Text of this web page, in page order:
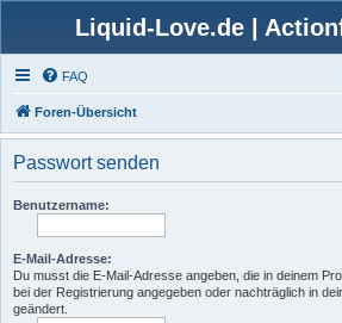
Liquid-Love.de |
FAQ
Foren-Übersicht
Passwort senden
Benutzername:
E-Mail-Adresse:
Du musst die E-Mail-Adresse angeben, die in deinem
bei der Registrierung angegeben oder nachträglich in
geändert.